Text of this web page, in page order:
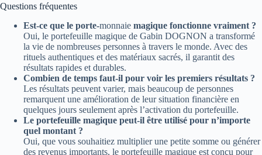
Questions fréquentes
Est-ce que le porte-monnaie magique fonctionne vraiment ?
Oui, le portefeuille magique de Gabin DOGNON a transformé
la vie de nombreuses personnes à travers le monde. Avec des
rituels authentiques et des matériaux sacrés, il garantit des
résultats rapides et durables.
Combien de temps faut-il pour voir les premiers résultats ?
Les résultats peuvent varier, mais beaucoup de personnes
remarquent une amélioration de leur situation financière en
quelques jours seulement après l’activation du portefeuille.
Le portefeuille magique peut-il être utilisé pour n’importe
quel montant ?
Oui, que vous souhaitiez multiplier une petite somme ou générer
des revenus importants, le portefeuille magique est conçu pour